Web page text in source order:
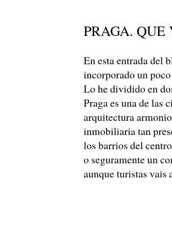
PRAGA. QUE
En esta entrada del
incorporado un
Lo he dividido en
Praga es una de las
arquitectura
inmobiliaria tan
los barrios del
o seguramente un
aunque turistas vais